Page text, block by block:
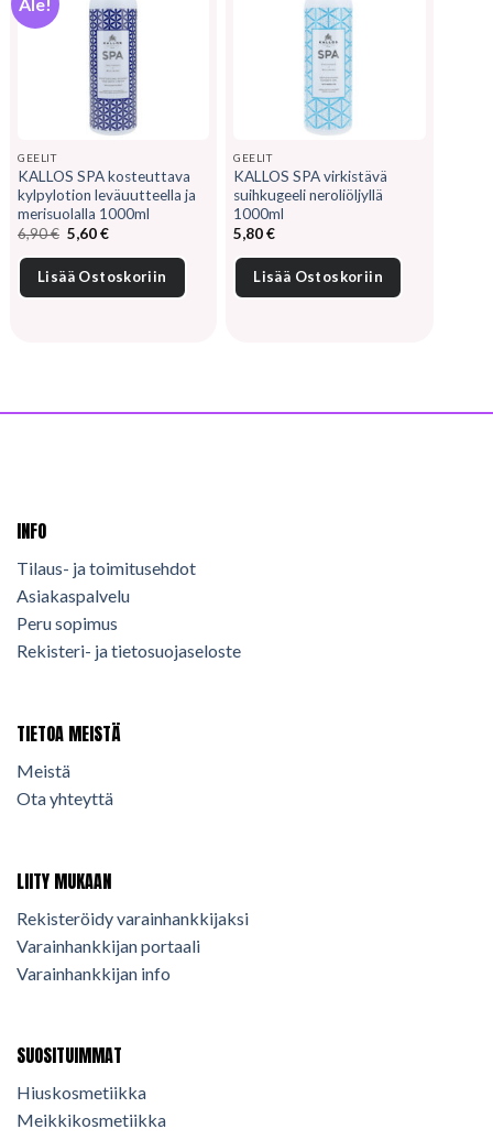
Ale!
GEELIT
KALLOS SPA kosteuttava
kylpylotion leväuutteella ja
merisuolalla 1000ml
6,90€ Alkuperäinen
hinta
oli:
6,90 €.
5,60€Nykyinen
on:
5,60 €.
Lisää Ostoskoriin
GEELIT
KALLOS SPA virkistävä
suihkugeeli neroliöljyllä
1000ml
5,80€
Lisää Ostoskoriin
INFO
Tilaus- ja toimitusehdot
Asiakaspalvelu
Peru sopimus
Rekisteri- ja tietosuojaseloste
TIETOA MEISTÄ
Meistä
Ota yhteyttä
LIITY MUKAAN
Rekisteröidy varainhankkijaksi
Varainhankkijan portaali
Varainhankkijan info
SUOSITUIMMAT
Hiuskosmetiikka
Meikkikosmetiikka